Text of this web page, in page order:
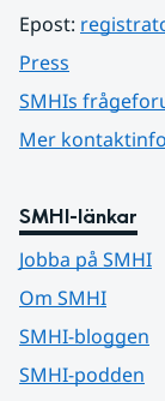
Epost:
Press
SMHIs
Mer
SMHI-länkar
Jobba på SMHI
Om SMHI
SMHI-bloggen
SMHI-podden